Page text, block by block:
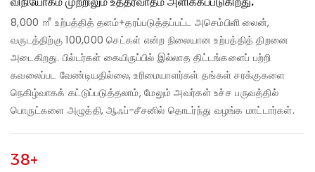
8,000 ㎡ உற்பத்தித் தளம்+தரப்படுத்தப்பட்ட அசெம்பிளி லைன்,
வருடத்திற்கு 100,000 செட்கள் என்ற நிலையான உற்பத்தித் திறனை
அடைகிறது. பில்டர்கள் கையிருப்பில் இல்லாத திட்டங்களைப் பற்றி
கவலைப்பட வேண்டியதில்லை, உரிமையாளர்கள் தங்கள் சரக்குகளை
நெகிழ்வாகக் கட்டுப்படுத்தலாம், மேலும் அவர்கள் உச்ச பருவத்தில்
பொருட்களை அழுத்தி, ஆஃப்-சீசனில் தொடர்ந்து வழங்க மாட்டார்கள்.
38+